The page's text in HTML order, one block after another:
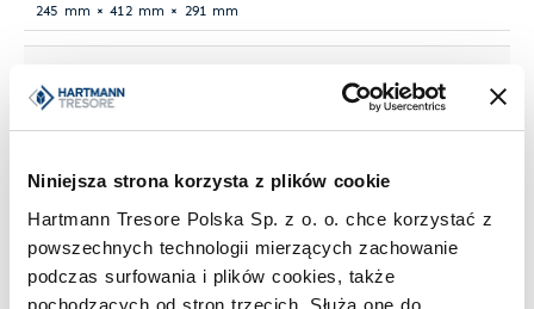
Niniejsza strona korzysta z plików cookie
Hartmann Tresore Polska Sp. z o. o. chce korzystać z
powszechnych technologii mierzących zachowanie
podczas surfowania i plików cookies, także
pochodzących od stron trzecich. Służą one do
245 mm × 412 mm × 291 mm
Pojemność
29 l
Klasa bezpieczeństwa